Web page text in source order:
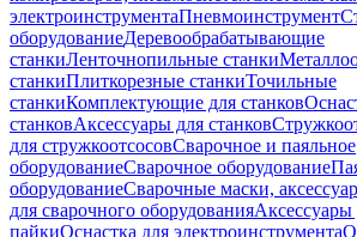
электроинструментаПневмоинструмент
оборудованиеДеревообрабатывающие
станкиЛенточнопильные станки
станкиПлиткорезные станкиТочильные
станкиКомплектующие для станков
станковАксессуары для станков
для стружкоотсосовСварочное и паяльное
оборудованиеСварочное оборудование
оборудованиеСварочные маски,
для сварочного оборудованияАксессуары
пайкиОснастка для электроинструмента